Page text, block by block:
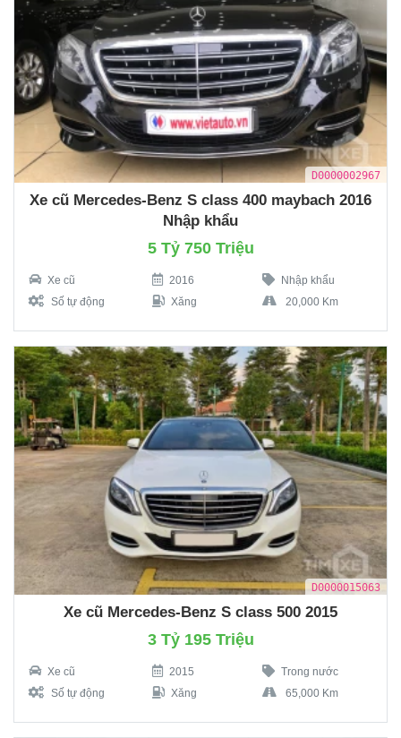
D0000002967
Xe cũ Mercedes-Benz S class 400 maybach 2016
Nhập khẩu
5 Tỷ 750 Triệu
Xe cũ 2016
Nhập khẩu
Số tự động
Xăng 20,000 Km
D0000015063
Xe cũ Mercedes-Benz S class 500 2015
3 Tỷ 195 Triệu
Xe cũ 2015
Trong nước
Số tự động
Xăng 65,000 Km